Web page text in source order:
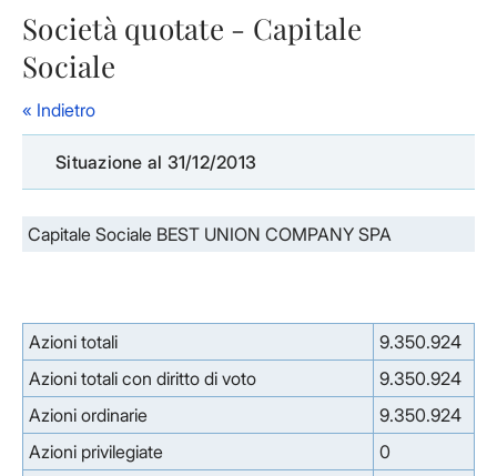
Società quotate - Capitale
Sociale
« Indietro
Situazione al 31/12/2013
Capitale Sociale BEST UNION COMPANY SPA
Azioni totali
9.350.924
Azioni totali con diritto di voto
9.350.924
Azioni ordinarie
9.350.924
Azioni privilegiate
0